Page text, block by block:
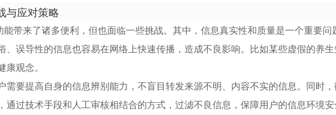
与应对策略
带来了诸多便利，但也面临一些挑战。其中，信息真实性和质量是一个重要问
、误导性的信息也容易在网络上快速传播，造成不良影响。比如某些虚假的养
观念。
需要提高自身的信息辨别能力，不盲目转发来源不明、内容不实的信息。同时
通过技术手段和人工审核相结合的方式，过滤不良信息，保障用户的信息环境安